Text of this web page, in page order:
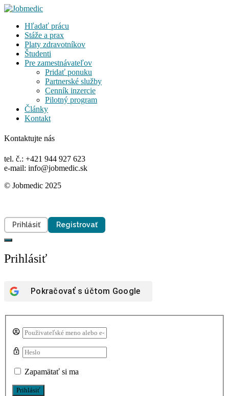
Hľadať prácu
Stáže a prax
Platy zdravotníkov
Študenti
Pre zamestnávateľov
Pridať ponuku
Partnerské služby
Cenník inzercie
Pilotný program
Články
Kontakt
Kontaktujte nás
tel. č.: +421 944 927 623
e-mail: info@jobmedic.sk
© Jobmedic 2025
Prihlásiť Registrovať
Prihlásiť
Pokračovať s účtom Google
Zapamätať si ma